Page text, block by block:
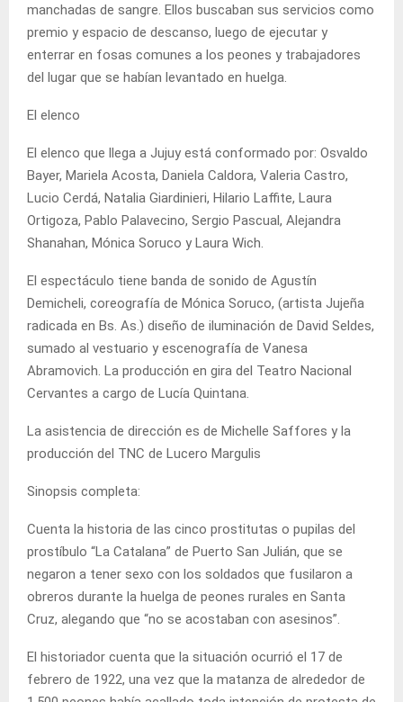
manchadas de sangre. Ellos buscaban sus servicios como
premio y espacio de descanso, luego de ejecutar y
enterrar en fosas comunes a los peones y trabajadores
del lugar que se habían levantado en huelga.
El elenco
El elenco que llega a Jujuy está conformado por: Osvaldo
Bayer, Mariela Acosta, Daniela Caldora, Valeria Castro,
Lucio Cerdá, Natalia Giardinieri, Hilario Laffite, Laura
Ortigoza, Pablo Palavecino, Sergio Pascual, Alejandra
Shanahan, Mónica Soruco y Laura Wich.
El espectáculo tiene banda de sonido de Agustín
Demicheli, coreografía de Mónica Soruco, (artista Jujeña
radicada en Bs. As.) diseño de iluminación de David Seldes,
sumado al vestuario y escenografía de Vanesa
Abramovich. La producción en gira del Teatro Nacional
Cervantes a cargo de Lucía Quintana.
La asistencia de dirección es de Michelle Saffores y la
producción del TNC de Lucero Margulis
Sinopsis completa:
Cuenta la historia de las cinco prostitutas o pupilas del
prostíbulo “La Catalana” de Puerto San Julián, que se
negaron a tener sexo con los soldados que fusilaron a
obreros durante la huelga de peones rurales en Santa
Cruz, alegando que “no se acostaban con asesinos”.
El historiador cuenta que la situación ocurrió el 17 de
febrero de 1922, una vez que la matanza de alrededor de